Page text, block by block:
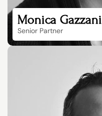
Monica Gazzani
Senior Partner